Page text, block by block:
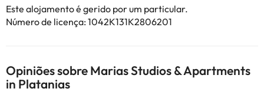
Alguns dos serviços indicados podem ter custos adicionais. Pode
Este alojamento é gerido por um particular.
Número de licença: 1042K131K2806201
Opiniões sobre Marias Studios & Apartments
in Platanias